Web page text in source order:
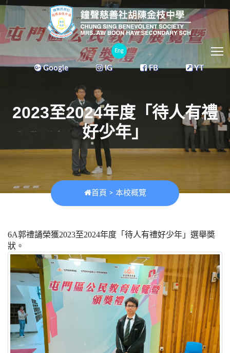
Eng
Google IG FB YT
2023至2024年度「待人有禮
好少年」
首頁 > 本校概覽
6A郭禮誦榮獲2023至2024年度「待人有禮好少年」選舉奬
狀。